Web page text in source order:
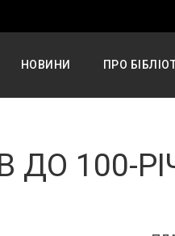
НОВИНИ ПРО
ДО 100-